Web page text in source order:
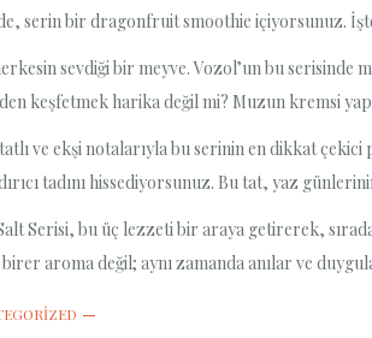
serin bir dragonfruit smoothie içiyorsunuz.
sevdiği bir meyve. Vozol’un bu serisinde
keşfetmek harika değil mi? Muzun kremsi
ve ekşi notalarıyla bu serinin en dikkat
tadını hissediyorsunuz. Bu tat, yaz
Serisi, bu üç lezzeti bir araya getirerek,
birer aroma değil; aynı zamanda anılar ve